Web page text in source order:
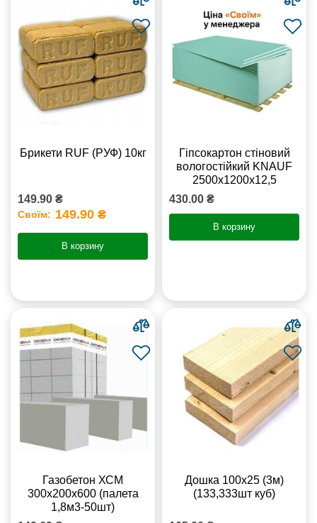
Брикети RUF (РУФ) 10кг
149.90 ₴
Своїм: 149.90 ₴
В корзину
Гіпсокартон стіновий
вологостійкий KNAUF
2500х1200х12,5
430.00 ₴
В корзину
Газобетон ХСМ
300x200x600 (палета
1,8м3-50шт)
Дошка 100х25 (3м)
(133,333шт куб)